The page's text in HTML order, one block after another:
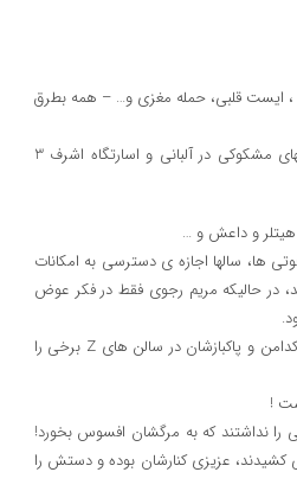
ایست قلبی، حمله مغزی و… – همه بطرق
اگر این است سرانجام یک مبارزه ؟ پس آیا بقیه هم باید منتظر چنین مرگهای مشکوکی در آلبانی و اسارتگاه اشرف 3
هیتلر و داعش و …
ها، سالها اجازه ی دسترسی به امکانات
در حالیکه مریم رجوی فقط در فکر عوض
همه باید حتی لحظات جنسی خود را گزارش می کردند، غافل از اینکه رهبر پاکدامن و پاکبازشان در سالن های Z برخی را
!
را نداشتند که به مرگشان افسوس بخورد!
عزیزی کنارشان بوده و دستش را